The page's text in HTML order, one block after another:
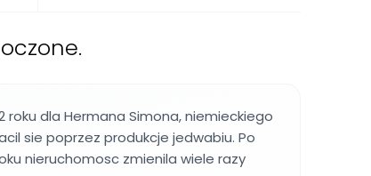
roku dla Hermana Simona, niemieckiego
sie poprzez produkcje jedwabiu. Po
nieruchomosc zmienila wiele razy